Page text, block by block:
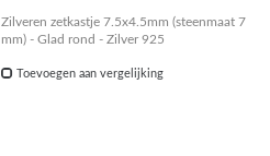
Zilveren zetkastje 7.5x4.5mm (steenmaat 7
mm) - Glad rond - Zilver 925
Toevoegen aan vergelijking